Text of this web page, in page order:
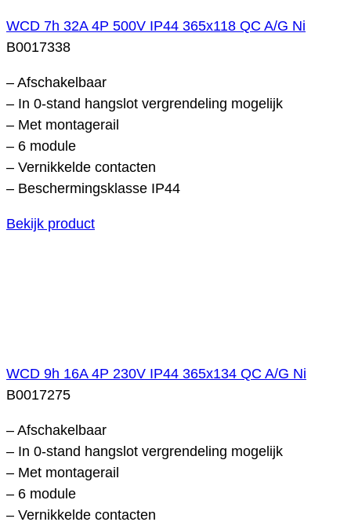
WCD 7h 32A 4P 500V IP44 365x118 QC A/G Ni
B0017338
– Afschakelbaar
– In 0-stand hangslot vergrendeling mogelijk
– Met montagerail
– 6 module
– Vernikkelde contacten
– Beschermingsklasse IP44
Bekijk product
WCD 9h 16A 4P 230V IP44 365x134 QC A/G Ni
B0017275
– Afschakelbaar
– In 0-stand hangslot vergrendeling mogelijk
– Met montagerail
– 6 module
– Vernikkelde contacten